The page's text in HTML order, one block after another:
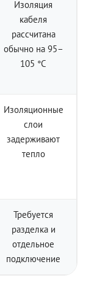
Изоляция
кабеля
рассчитана
обычно на 95–
105 °C
Изоляционные
слои
задерживают
тепло
Требуется
разделка и
отдельное
подключение